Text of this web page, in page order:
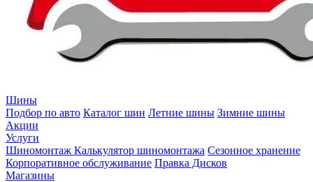
Шины
Подбор по авто Каталог шин Летние шины Зимние шины
Акции
Услуги
Шиномонтаж Калькулятор шиномонтажа Сезонное хранение
Корпоративное обслуживание Правка Дисков
Магазины